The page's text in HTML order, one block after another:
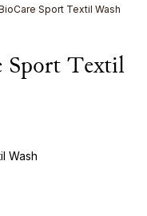
Sport Textil Wash
Sport Textil
Wash